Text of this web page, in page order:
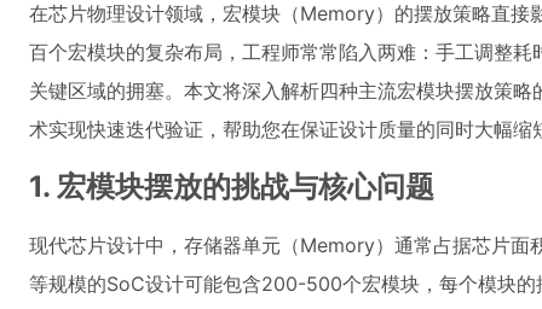
在芯片物理设计领域，宏模块（Memory）的摆放策略直接
百个宏模块的复杂布局，工程师常常陷入两难：手工调整
关键区域的拥塞。本文将深入解析四种主流宏模块摆放策
术实现快速迭代验证，帮助您在保证设计质量的同时大幅缩
1. 宏模块摆放的挑战与核心问题
现代芯片设计中，存储器单元（Memory）通常占据芯片
等规模的SoC设计可能包含200-500个宏模块，每个模块